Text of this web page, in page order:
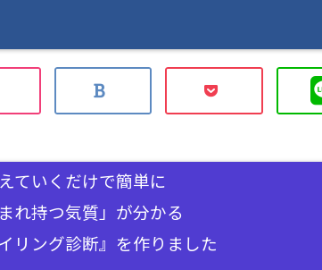
ていくだけで簡単に
れ持つ気質」が分かる
リング診断』を作りました